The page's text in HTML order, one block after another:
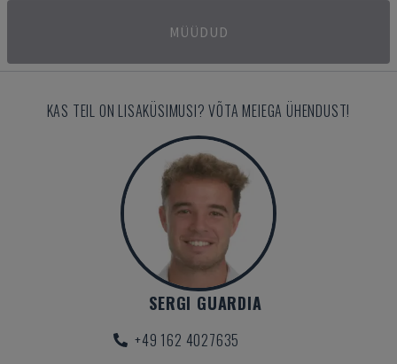
MÜÜDUD
KAS TEIL ON LISAKÜSIMUSI? VÕTA MEIEGA ÜHENDUST!
SERGI GUARDIA
+49 162 4027635